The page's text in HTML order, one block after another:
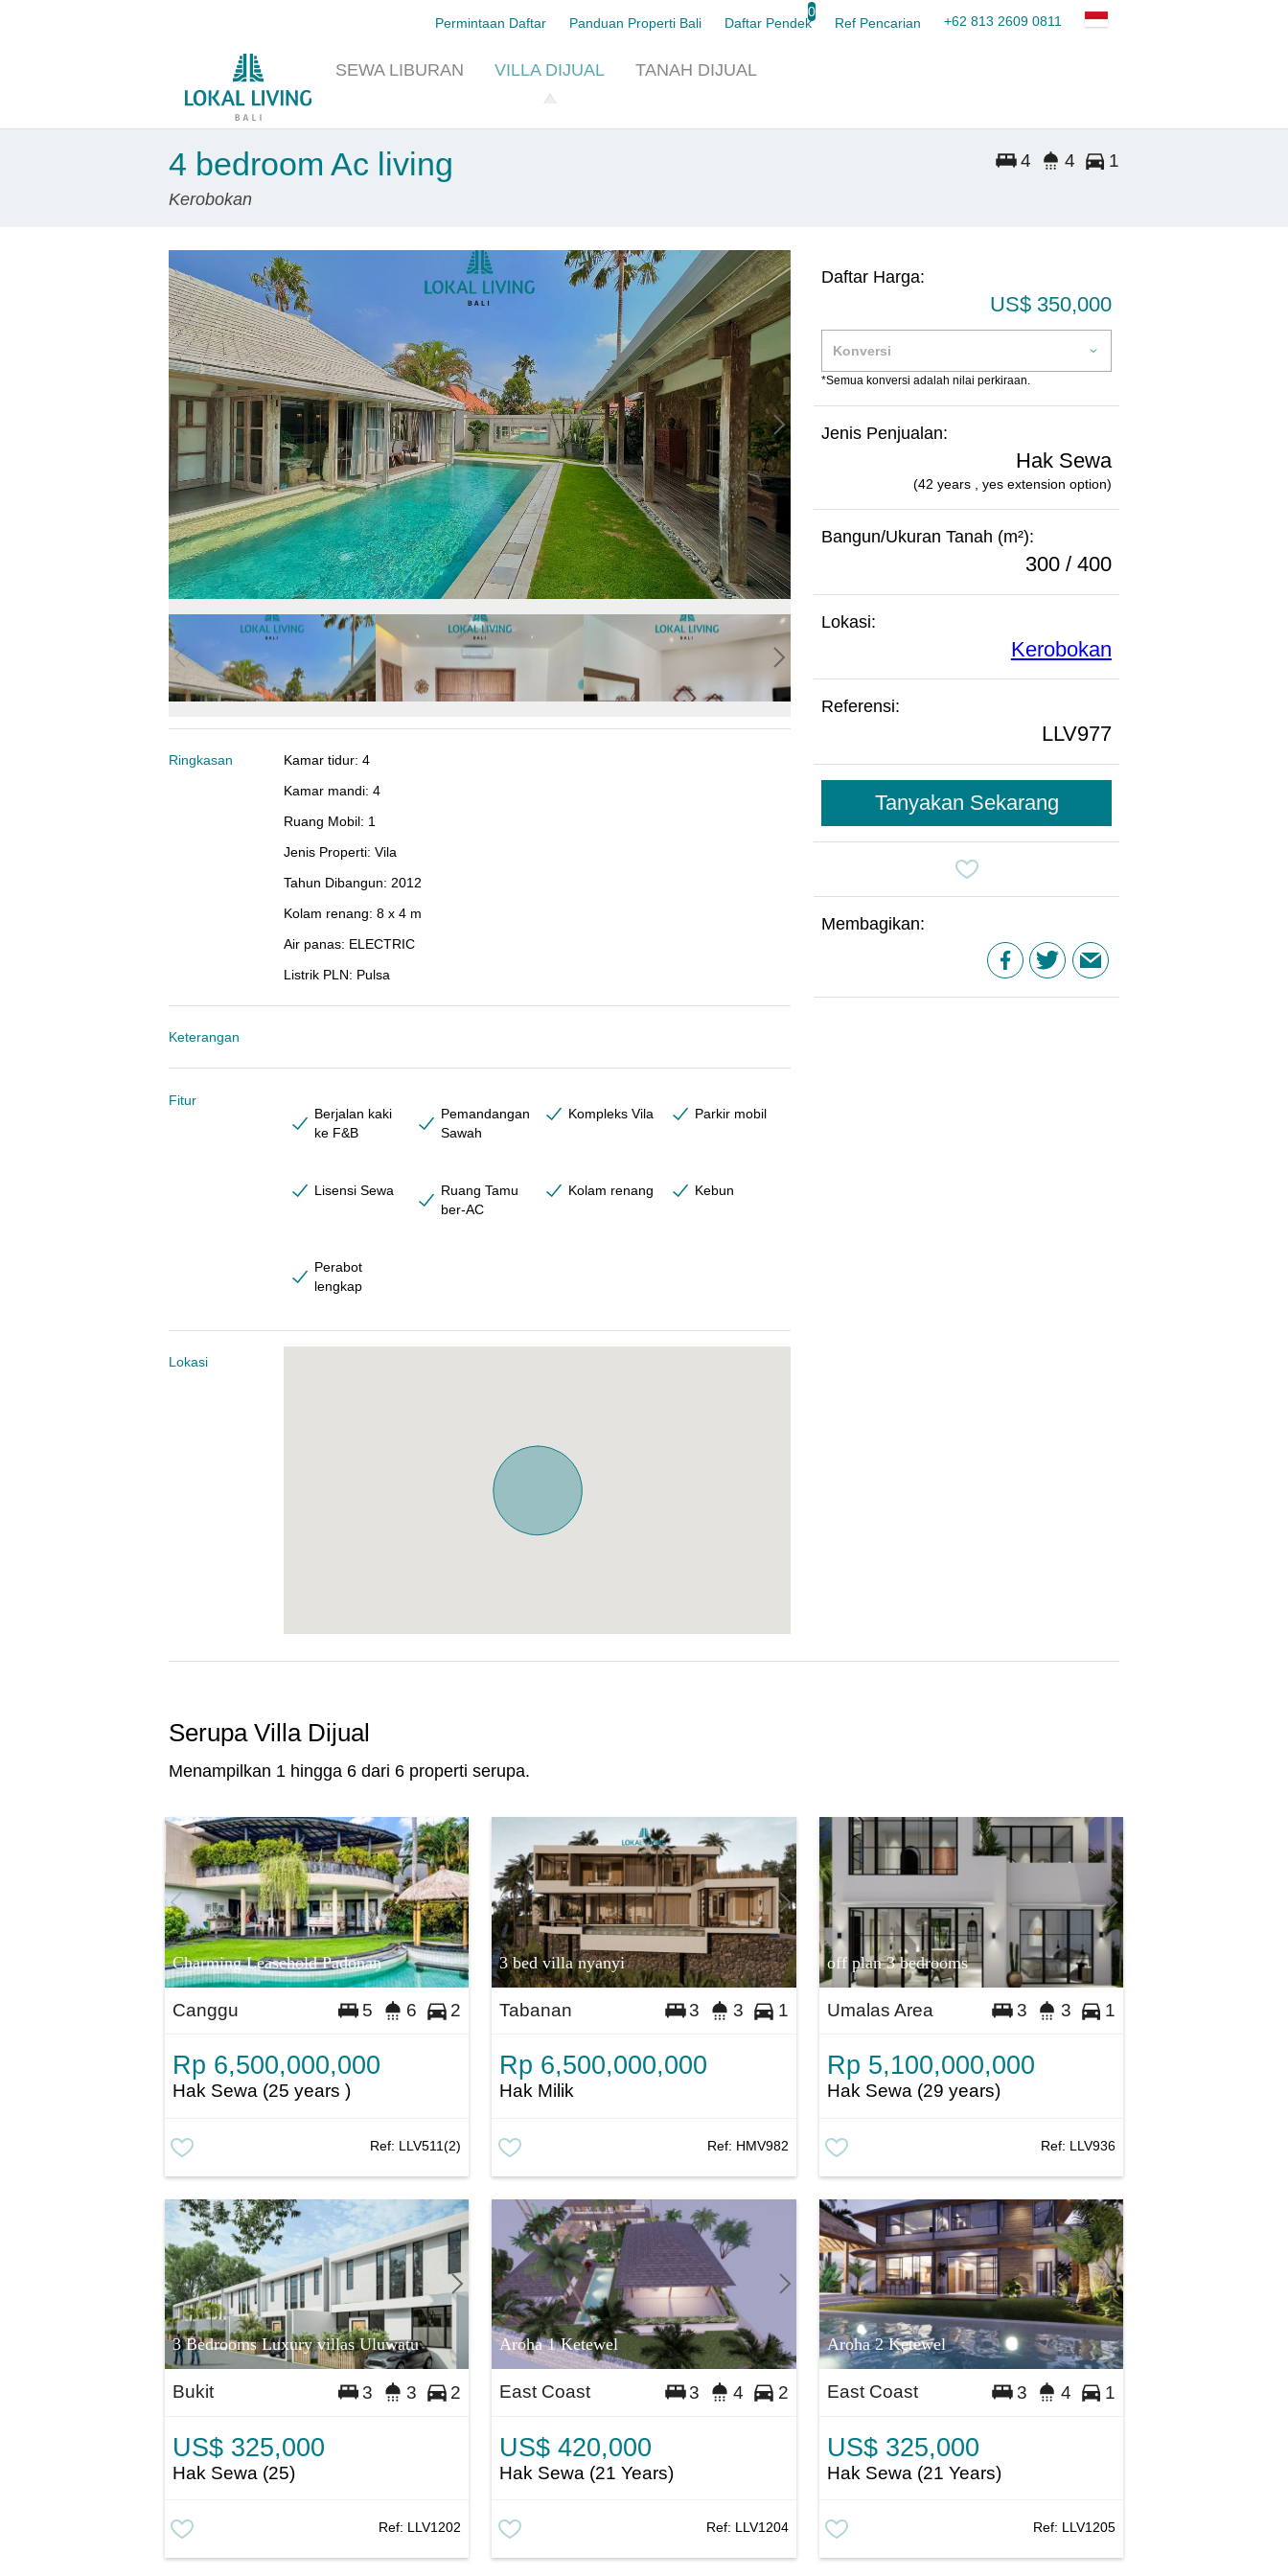
Permintaan Daftar Panduan Properti Bali Daftar Pendek
0
Ref Pencarian +62 813 2609 0811
SEWALIBURAN VILLADIJUAL TANAH DIJUAL
4 bedroom Ac living
Kerobokan
4 4 1
Daftar Harga:
US$ 350,000
*Semua konversi adalah nilai perkiraan.
Jenis Penjualan:
Hak Sewa
(42 years , yes extension option)
Bangun/Ukuran Tanah (m²):
300 / 400
Lokasi:
Kerobokan
Referensi:
LLV977
Tanyakan Sekarang
Membagikan:
Ringkasan Kamar tidur: 4
Kamar mandi: 4
Ruang Mobil: 1
Jenis Properti: Vila
Tahun Dibangun: 2012
Kolam renang: 8 x 4 m
Air panas: ELECTRIC
Listrik PLN: Pulsa
Keterangan
Fitur
Berjalan kaki
ke F&B
Pemandangan
Sawah
Kompleks Vila Parkir mobil
Lisensi Sewa
Ruang Tamu
ber-AC
Kolam renang Kebun
Perabot
lengkap
Lokasi
Serupa Villa Dijual
Menampilkan 1 hingga 6 dari 6 properti serupa.
Charming Leasehold Padonan
Canggu 5 6 2
Rp 6,500,000,000
Hak Sewa (25 years )
Ref: LLV511(2)
3 bed villa nyanyi
Tabanan 3 3 1
Rp 6,500,000,000
Hak Milik
Ref: HMV982
off plan 3 bedrooms
Umalas Area 3 3 1
Rp 5,100,000,000
Hak Sewa (29 years)
Ref: LLV936
3 Bedrooms Luxury villas Uluwatu
Bukit 3 3 2
US$ 325,000
Hak Sewa (25)
Ref: LLV1202
Aroha 1 Ketewel
East Coast 3 4 2
US$ 420,000
Hak Sewa (21 Years)
Ref: LLV1204
Aroha 2 Ketewel
East Coast 3 4 1
US$ 325,000
Hak Sewa (21 Years)
Ref: LLV1205